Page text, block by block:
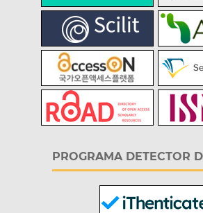
PROGRAMA DETECTOR